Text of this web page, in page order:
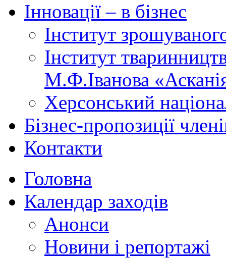
Інновації – в бізнес
Інститут
Інститут
М.Ф.Іванова
Херсонський
Бізнес-пропозиції
Контакти
Головна
Календар заходів
Анонси
Новини і репортажі